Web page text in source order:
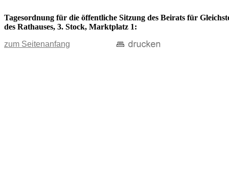
Tagesordnung für die öffentliche Sitzung des Beirats für
des Rathauses, 3. Stock, Marktplatz 1:
zum Seitenanfang